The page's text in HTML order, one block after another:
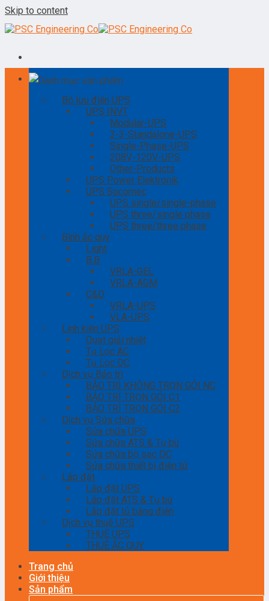
Skip to content
Danh mục sản phẩm
Bộ lưu điện UPS
UPS INVT
Modular-UPS
3-3-Standalone-UPS
Single-Phase-UPS
208V-120V-UPS
Other-Products
UPS Power Elektronik
UPS Socomec
UPS single/single-phase
UPS three/single phase
UPS three/three phase
Bình ắc quy
Light
B.B
VRLA-GEL
VRLA-AGM
C&D
VRLA-UPS
VLA-UPS
Linh kiện UPS
Quạt giải nhiệt
Tụ Lọc AC
Tụ Lọc DC
Dịch vụ Bảo trì
BẢO TRÌ KHÔNG TRỌN GÓI NC
BẢO TRÌ TRỌN GÓI C1
BẢO TRÌ TRỌN GÓI C2
Dịch vụ Sửa chữa
Sửa chữa UPS
Sửa chữa ATS & Tụ bù
Sửa chữa bộ sạc DC
Sửa chữa thiết bị điện tử
Lắp đặt
Lắp đặt UPS
Lắp đặt ATS & Tụ bù
Lắp đặt tủ bảng điện
Dịch vụ thuê UPS
THUÊ UPS
THUÊ ẮC QUY
Trang chủ
Giới thiệu
Sản phẩm